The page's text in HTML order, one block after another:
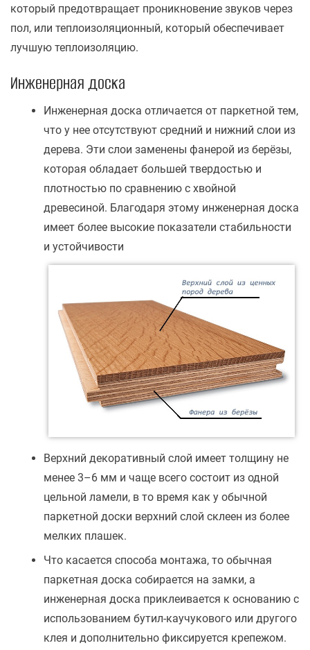
который предотвращает проникновение звуков через
пол, или теплоизоляционный, который обеспечивает
лучшую теплоизоляцию.
Инженерная доска
Инженерная доска отличается от паркетной тем,
что у нее отсутствуют средний и нижний слои из
дерева. Эти слои заменены фанерой из берёзы,
которая обладает большей твердостью и
плотностью по сравнению с хвойной
древесиной. Благодаря этому инженерная доска
имеет более высокие показатели стабильности
и устойчивости
Верхний декоративный слой имеет толщину не
менее 3–6 мм и чаще всего состоит из одной
цельной ламели, в то время как у обычной
паркетной доски верхний слой склеен из более
мелких плашек.
Что касается способа монтажа, то обычная
паркетная доска собирается на замки, а
инженерная доска приклеивается к основанию с
использованием бутил-каучукового или другого
клея и дополнительно фиксируется крепежом.